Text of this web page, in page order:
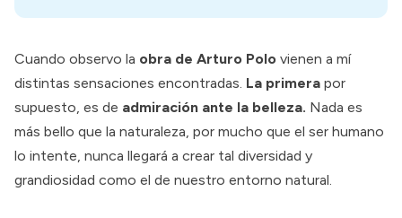
Cuando observo la obra de Arturo Polo vienen a mí
distintas sensaciones encontradas. La primera por
supuesto, es de admiración ante la belleza. Nada es
más bello que la naturaleza, por mucho que el ser humano
lo intente, nunca llegará a crear tal diversidad y
grandiosidad como el de nuestro entorno natural.